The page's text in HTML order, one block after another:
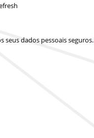
dados pessoais seguros.